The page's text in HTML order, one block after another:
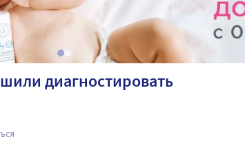
диагностировать